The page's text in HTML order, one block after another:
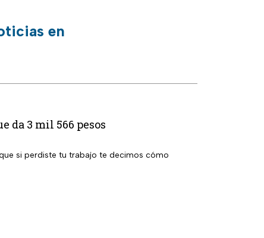
en
da 3 mil 566 pesos
si perdiste tu trabajo te decimos cómo